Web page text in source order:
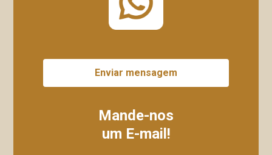
Enviar mensagem
Mande-nos
um E-mail!